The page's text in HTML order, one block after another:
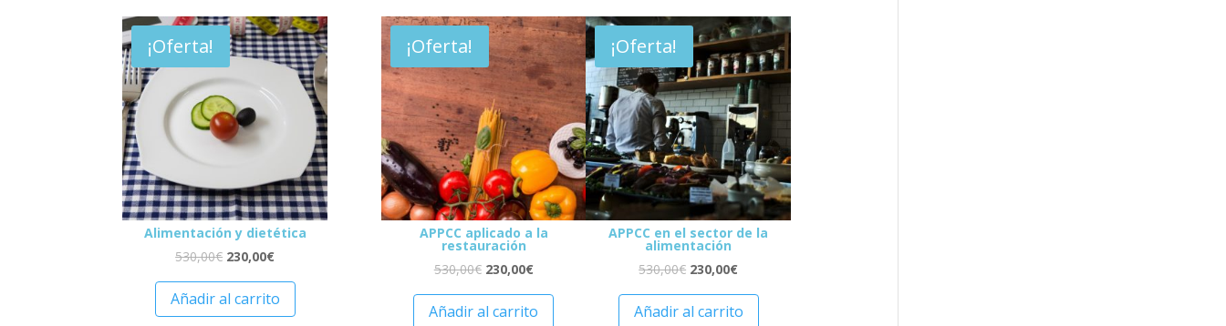
¡Oferta!
Alimentación y dietética
530,00€ 230,00€
Añadir al carrito
¡Oferta!
APPCC aplicado a la
restauración
530,00€ 230,00€
Añadir al carrito
¡Oferta!
APPCC en el sector de la
alimentación
530,00€ 230,00€
Añadir al carrito